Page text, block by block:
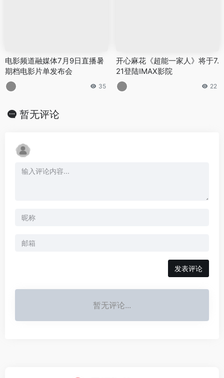
电影频道融媒体7月9日直播暑
期档电影片单发布会
35
开心麻花《超能一家人》将于7.
21登陆IMAX影院
22
暂无评论
发表评论
暂无评论...